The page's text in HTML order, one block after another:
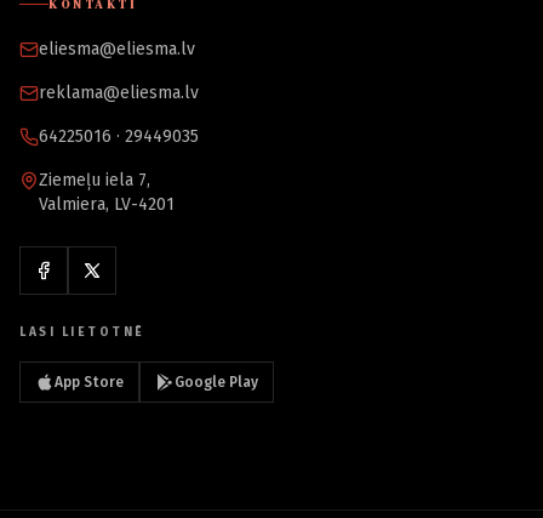
KONTAKTI
eliesma@eliesma.lv
reklama@eliesma.lv
64225016 · 29449035
Ziemeļu iela 7,
Valmiera, LV-4201
LASI LIETOTNĒ
App Store Google Play